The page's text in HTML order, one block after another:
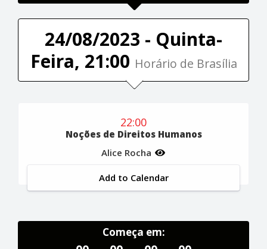
24/08/2023 - Quinta-
Feira, 21:00 Horário de Brasília
22:00
Noções de Direitos Humanos
Alice Rocha
Add to Calendar
Começa em: